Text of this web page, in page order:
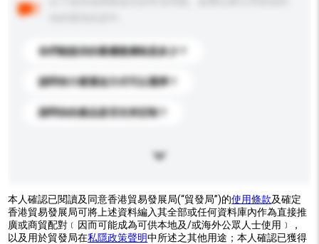
你們能提供的最優惠價格是多少？
請問有什麼運送方式可以選擇？
請問你的產品是否支持定制？
本人確認已閱讀及同意香港貿易發展局(“貿發局”)的使用條款及確定
香港貿易發展局可將上述資料編入其全部或任何資料庫內作為直接推
廣或商貿配對﹝因而可能成為可供本地及/或海外公眾人士使用﹞，
以及用於貿發局在私隱政策聲明中所述之其他用途；本人確認已獲得